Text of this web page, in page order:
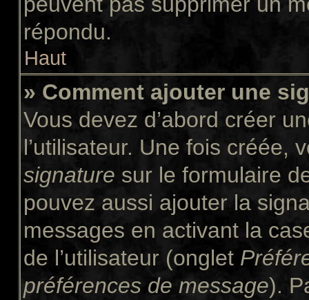
répondu.
Haut
» Comment ajouter une
Vous devez d’abord créer
l’utilisateur. Une fois créée,
signature sur le formulaire
pouvez aussi ajouter la
messages en activant la
de l’utilisateur (onglet
préférences de message).